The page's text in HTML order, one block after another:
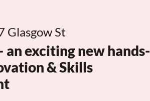
Glasgow St
exciting new hands-
& Skills